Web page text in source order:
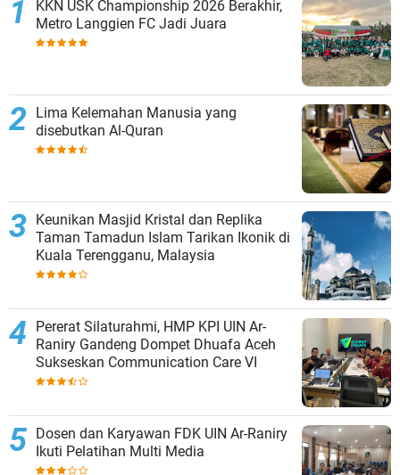
KKN USK Championship 2026 Berakhir,
Metro Langgien FC Jadi Juara
Lima Kelemahan Manusia yang
disebutkan Al-Quran
Keunikan Masjid Kristal dan Replika
Taman Tamadun Islam Tarikan Ikonik di
Kuala Terengganu, Malaysia
Pererat Silaturahmi, HMP KPI UIN Ar-
Raniry Gandeng Dompet Dhuafa Aceh
Sukseskan Communication Care VI
Dosen dan Karyawan FDK UIN Ar-Raniry
Ikuti Pelatihan Multi Media